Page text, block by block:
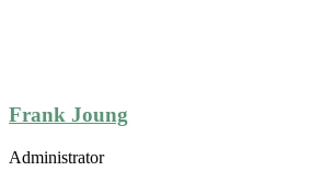
Frank Joung
Administrator